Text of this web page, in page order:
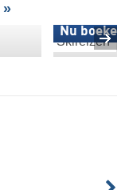
Skireizen
Nu